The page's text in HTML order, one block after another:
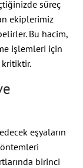
süreç
ekiplerimiz
Bu hacim,
işlemleri için
kritiktir.
eşyaların
birinci